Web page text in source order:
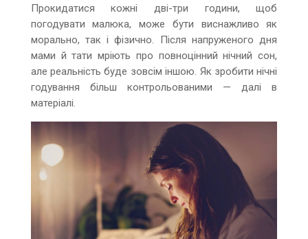
Прокидатися кожні дві-три години, щоб
погодувати малюка, може бути виснажливо як
морально, так і фізично. Після напруженого дня
мами й тати мріють про повноцінний нічний сон,
але реальність буде зовсім іншою. Як зробити нічні
годування більш контрольованими — далі в
матеріалі.